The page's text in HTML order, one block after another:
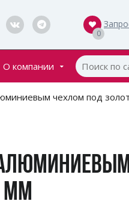
0
О компании
чехлом под
ММ